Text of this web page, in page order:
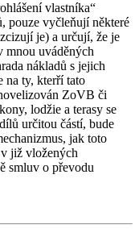
vlastníka“
pouze vyčleňují některé
je) a určují, že je
mnou uváděných
nákladů s jejich
na ty, kterří tato
ZoVB či
lodžie a terasy se
určitou částí, bude
jak toto
již vložených
smluv o převodu